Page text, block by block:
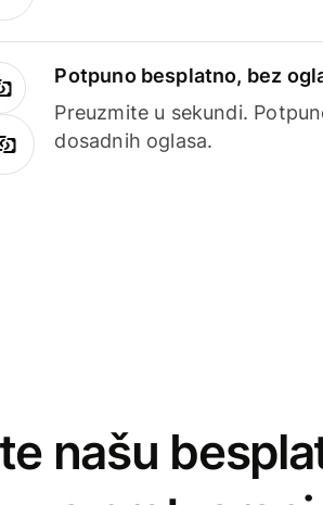
Potpuno besplatno, bez
Preuzmite u sekundi.
dosadnih oglasa.
našu